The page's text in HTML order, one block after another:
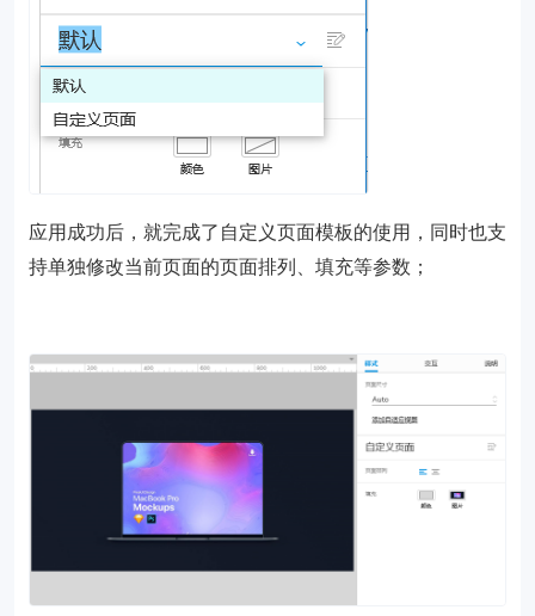
应用成功后，就完成了自定义页面模板的使用，同时也支
持单独修改当前页面的页面排列、填充等参数；